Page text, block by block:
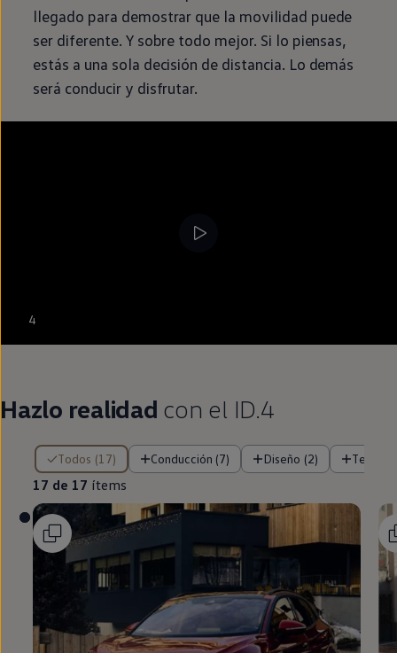
llegado para demostrar que la movilidad puede
ser diferente. Y sobre todo mejor. Si lo piensas,
estás a una sola decisión de distancia. Lo demás
será conducir y disfrutar.
4
Hazlo realidad con el ID.4
Todos (17) Conducción (7) Diseño (2)
17 de 17 ítems
17 de 17 ítems